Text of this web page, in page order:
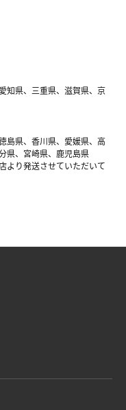
知県、三重県、滋賀県、京
島県、香川県、愛媛県、高
県、宮崎県、鹿児島県
より発送させていただいて